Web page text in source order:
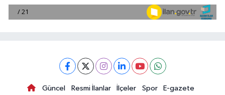
Güncel Resmi İlanlar İlçeler Spor
E-gazete